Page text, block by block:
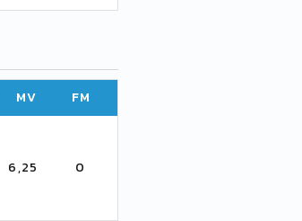
MV FM
6,25 0